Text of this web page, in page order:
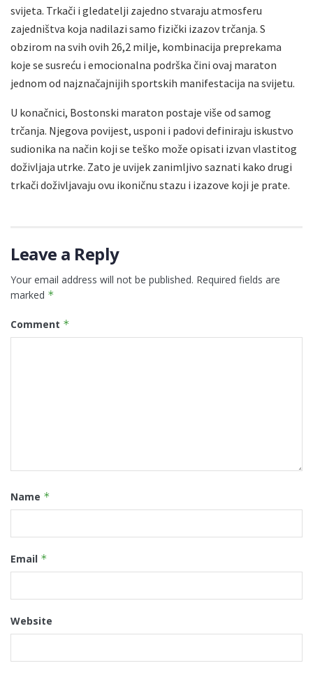
svijeta. Trkači i gledatelji zajedno stvaraju atmosferu
zajedništva koja nadilazi samo fizički izazov trčanja. S
obzirom na svih ovih 26,2 milje, kombinacija preprekama
koje se susreću i emocionalna podrška čini ovaj maraton
jednom od najznačajnijih sportskih manifestacija na svijetu.
U konačnici, Bostonski maraton postaje više od samog
trčanja. Njegova povijest, usponi i padovi definiraju iskustvo
sudionika na način koji se teško može opisati izvan vlastitog
doživljaja utrke. Zato je uvijek zanimljivo saznati kako drugi
trkači doživljavaju ovu ikoničnu stazu i izazove koji je prate.
Leave a Reply
Your email address will not be published. Required fields are
marked *
Comment *
Name *
Email *
Website